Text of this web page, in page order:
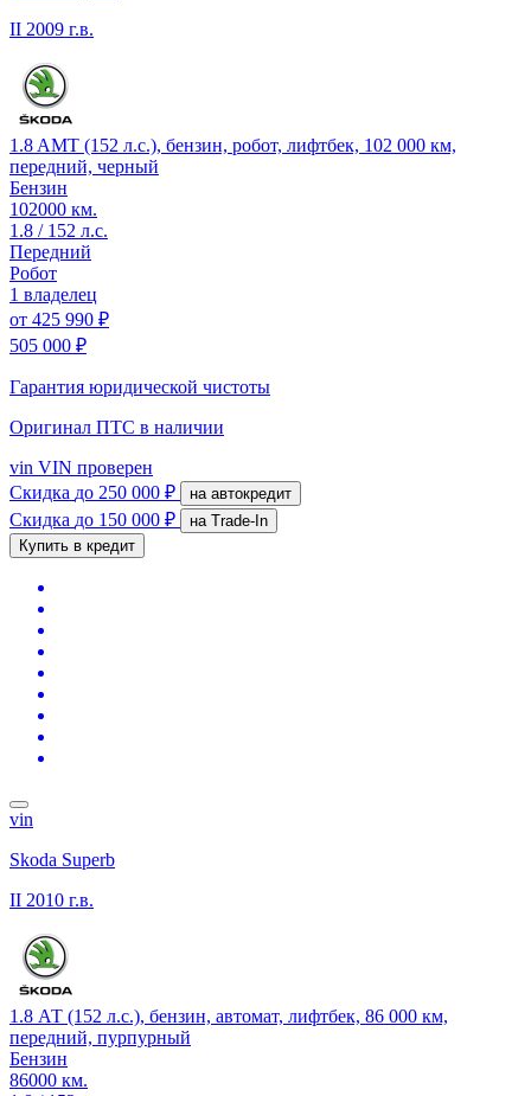
II 2009 г.в.
1.8 AMT (152 л.с.), бензин, робот, лифтбек, 102 000 км,
передний, черный
Бензин
102000 км.
1.8 / 152 л.с.
Передний
Робот
1 владелец
от 425 990 ₽
505 000 ₽
Гарантия юридической чистоты
Оригинал ПТС в наличии
vin VIN проверен
Скидка до 250 000 ₽ на автокредит
Скидка до 150 000 ₽
на Trade-In
Купить в кредит
vin
Skoda Superb
II 2010 г.в.
1.8 АТ (152 л.с.), бензин, автомат, лифтбек, 86 000 км,
передний, пурпурный
Бензин
86000 км.